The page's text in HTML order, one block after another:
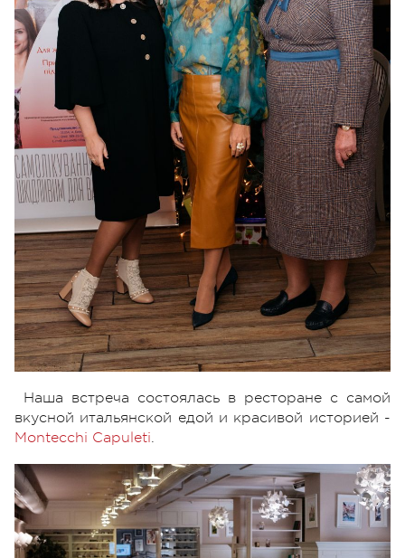
Наша встреча состоялась в ресторане с самой
вкусной итальянской едой и красивой историей -
Montecchi Capuleti.